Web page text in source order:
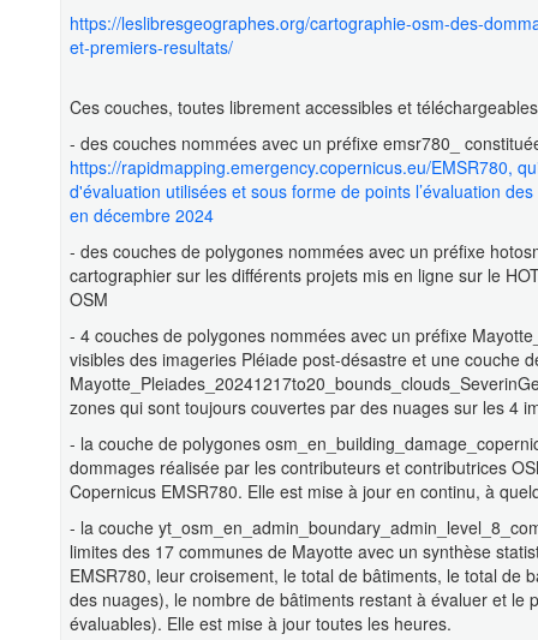
https://leslibresgeographes.org/cartographie-osm-des-
et-premiers-resultats/
Ces couches, toutes librement accessibles et
- des couches nommées avec un préfixe emsr780_
https://rapidmapping.emergency.copernicus.eu/EMSR780,
d'évaluation utilisées et sous forme de points l’évaluation
en décembre 2024
- des couches de polygones nommées avec un préfixe
cartographier sur les différents projets mis en ligne sur le
OSM
- 4 couches de polygones nommées avec un préfixe
visibles des imageries Pléiade post-désastre et une couche
zones qui sont toujours couvertes par des nuages sur les 4
- la couche de polygones
dommages réalisée par les contributeurs et contributrices
Copernicus EMSR780. Elle est mise à jour en continu, à
- la couche
limites des 17 communes de Mayotte avec un synthèse
EMSR780, leur croisement, le total de bâtiments, le total de
des nuages), le nombre de bâtiments restant à évaluer et
évaluables). Elle est mise à jour toutes les heures.